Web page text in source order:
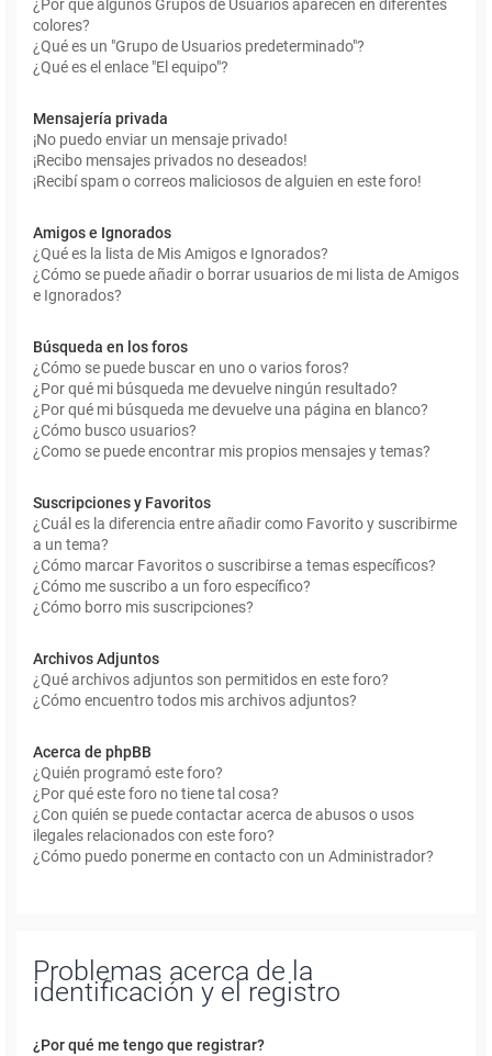
¿Por qué algunos Grupos de Usuarios aparecen en diferentes
colores?
¿Qué es un "Grupo de Usuarios predeterminado"?
¿Qué es el enlace "El equipo"?
Mensajería privada
¡No puedo enviar un mensaje privado!
¡Recibo mensajes privados no deseados!
¡Recibí spam o correos maliciosos de alguien en este foro!
Amigos e Ignorados
¿Qué es la lista de Mis Amigos e Ignorados?
¿Cómo se puede añadir o borrar usuarios de mi lista de Amigos
e Ignorados?
Búsqueda en los foros
¿Cómo se puede buscar en uno o varios foros?
¿Por qué mi búsqueda me devuelve ningún resultado?
¿Por qué mi búsqueda me devuelve una página en blanco?
¿Cómo busco usuarios?
¿Como se puede encontrar mis propios mensajes y temas?
Suscripciones y Favoritos
¿Cuál es la diferencia entre añadir como Favorito y suscribirme
a un tema?
¿Cómo marcar Favoritos o suscribirse a temas específicos?
¿Cómo me suscribo a un foro específico?
¿Cómo borro mis suscripciones?
Archivos Adjuntos
¿Qué archivos adjuntos son permitidos en este foro?
¿Cómo encuentro todos mis archivos adjuntos?
Acerca de phpBB
¿Quién programó este foro?
¿Por qué este foro no tiene tal cosa?
¿Con quién se puede contactar acerca de abusos o usos
ilegales relacionados con este foro?
¿Cómo puedo ponerme en contacto con un Administrador?
Problemas acerca de la
identificación y el registro
¿Por qué me tengo que registrar?